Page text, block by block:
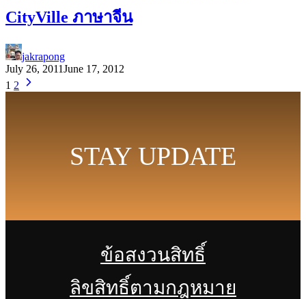
CityVille ภาษาจีน
jakrapong
July 26, 2011June 17, 2012
1 2
STAY UPDATE
ข้อสงวนสิทธิ์
ลิขสิทธิ์ตามกฎหมาย